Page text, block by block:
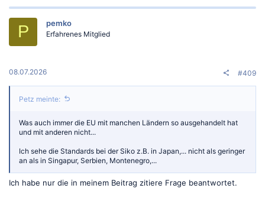
k
:
P pemko
Erfahrenes Mitglied
08.07.2026 #409
Petz meinte:
Was auch immer die EU mit manchen Ländern so ausgehandelt hat
und mit anderen nicht...
Ich sehe die Standards bei der Siko z.B. in Japan,... nicht als geringer
an als in Singapur, Serbien, Montenegro,...
Ich habe nur die in meinem Beitrag zitiere Frage beantwortet.